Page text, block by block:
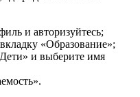
и авторизуйтесь;
«Образование»;
и выберите имя